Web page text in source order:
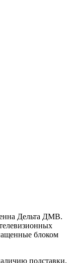
Дельта ДМВ.
блоком
подставки,